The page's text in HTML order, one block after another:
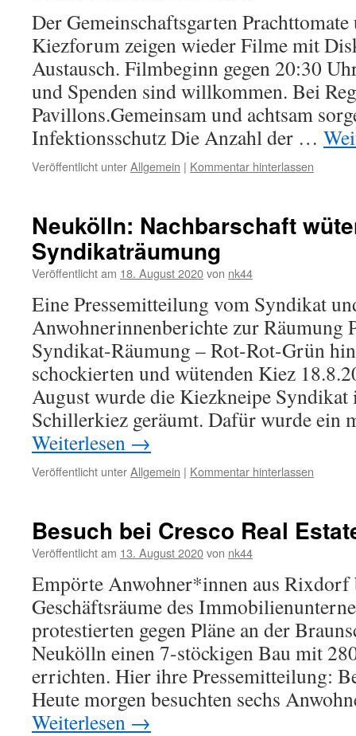
Der Gemeinschaftsgarten
Kiezforum zeigen wieder Filme mit
Austausch. Filmbeginn gegen 20:30
und Spenden sind willkommen. Bei
Pavillons.Gemeinsam und achtsam
Infektionsschutz Die Anzahl der …
Veröffentlicht unterAllgemein | Kommentar hinterlassen
Neukölln: Nachbarschaft
Syndikaträumung
Veröffentlicht am 18. August 2020von nk44
Eine Pressemitteilung vom Syndikat
Anwohnerinnenberichte zur Räumung
Syndikat-Räumung – Rot-Rot-Grün
schockierten und wütenden Kiez
August wurde die Kiezkneipe
Schillerkiez geräumt. Dafür wurde ein
Weiterlesen →
Veröffentlicht unterAllgemein | Kommentar hinterlassen
Besuch bei Cresco Real
Veröffentlicht am 13. August 2020von nk44
Empörte Anwohner*innen aus Rixdorf
Geschäftsräume des
protestierten gegen Pläne an der
Neukölln einen 7-stöckigen Bau mit
errichten. Hier ihre Pressemitteilung:
Heute morgen besuchten sechs
Weiterlesen →